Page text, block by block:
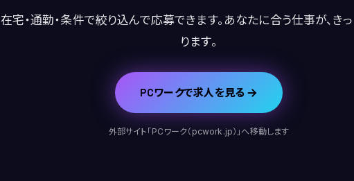
在宅・通勤・条件で絞り込んで応募できます。あなたに合う仕事が、き
ります。
PCワークで求人を見る
外部サイト「PCワーク（pcwork.jp）」へ移動します